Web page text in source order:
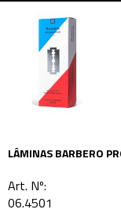
LÂMINAS BARBERO
Art. Nº:
06.4501